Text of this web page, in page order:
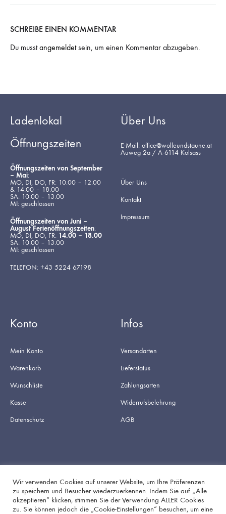
SCHREIBE EINEN KOMMENTAR
Du musstangemeldetsein, um einen Kommentar abzugeben.
Ladenlokal
Öffnungszeiten
Öffnungszeiten von September
– Mai:
MO, DI, DO, FR: 10.00 – 12.00
& 14.00 – 18.00
SA: 10.00 – 13.00
MI: geschlossen
Öffnungszeiten von Juni –
August Ferienöffnungszeiten:
MO, DI, DO, FR: 14.00 – 18.00
SA: 10.00 – 13.00
MI: geschlossen
TELEFON: +43 5224 67198
Über Uns
E-Mail: office@wolleundstaune.at
Auweg 2a / A-6114 Kolsass
Über Uns
Kontakt
Impressum
Konto
Mein Konto
Warenkorb
Wunschliste
Kasse
Datenschutz
Infos
Versandarten
Lieferstatus
Zahlungsarten
Widerrufsbelehrung
AGB
FacebookInstagram
Wir verwenden Cookies auf unserer Website, um Ihre Präferenzen
zu speichern und Besucher wiederzuerkennen. Indem Sie auf „Alle
akzeptieren“ klicken, stimmen Sie der Verwendung ALLER Cookies
zu. Sie können jedoch die „Cookie-Einstellungen“ besuchen, um eine